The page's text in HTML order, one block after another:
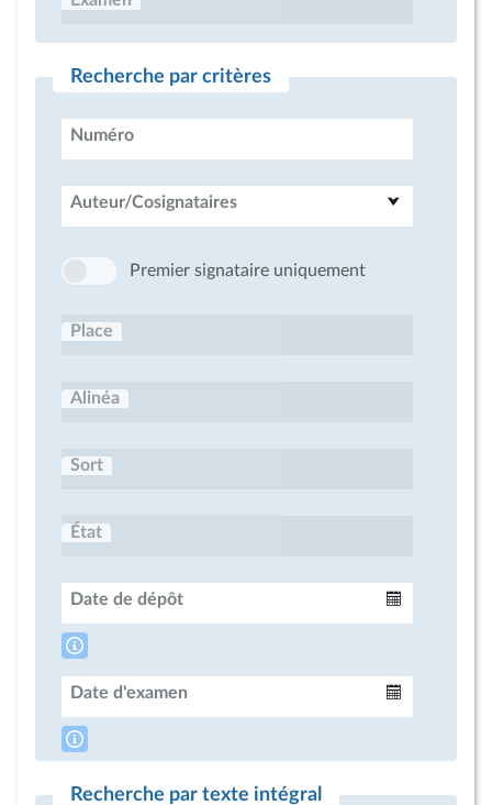
Recherche par critères
Numéro
Auteur/Cosignataires
Premier signataire uniquement
Place
Alinéa
Sort
État
Date de dépôt
Date d'examen
Recherche par texte intégral